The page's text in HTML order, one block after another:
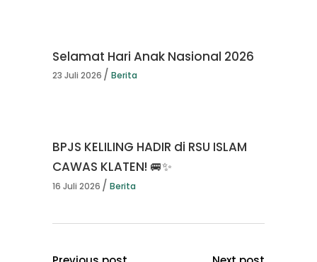
Selamat Hari Anak Nasional 2026
23 Juli 2026 Berita
BPJS KELILING HADIR di RSU ISLAM
CAWAS KLATEN! 🚐✨
16 Juli 2026 Berita